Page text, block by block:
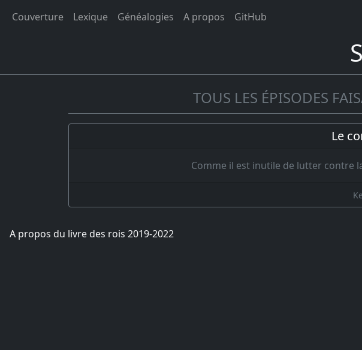
Couverture Lexique Généalogies A propos GitHub
TOUS LES ÉPISODES
Le
Comme il est inutile de lutter contre
A propos du livre des rois 2019-2022